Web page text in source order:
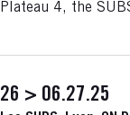
Plateau 4, the
26 > 06.27.25